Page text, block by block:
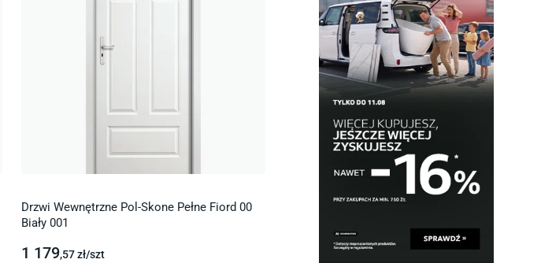
Drzwi Wewnętrzne Pol-Skone Pełne Fiord 00
Biały 001
1 179,57zł/szt